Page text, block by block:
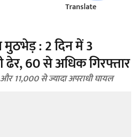
Translate
: 2 दिन में 3
ढेर, 60 से अधिक गिरफ्तार
11,000 से ज्यादा अपराधी घायल